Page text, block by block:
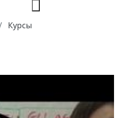
Курсы